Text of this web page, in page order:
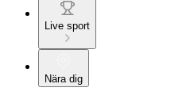
Live sport
Nära dig